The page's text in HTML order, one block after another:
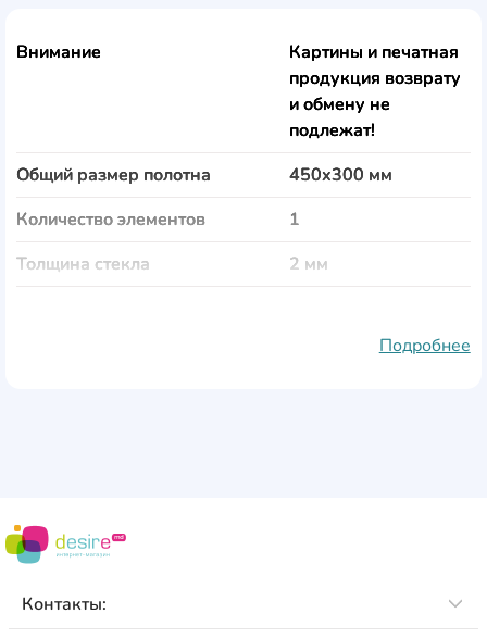
Внимание
Картины и печатная
продукция возврату
и обмену не
подлежат!
Общий размер полотна
450x300 мм
Количество элементов
1
Толщина стекла
2 мм
Особенности
Подробнее
Контакты: